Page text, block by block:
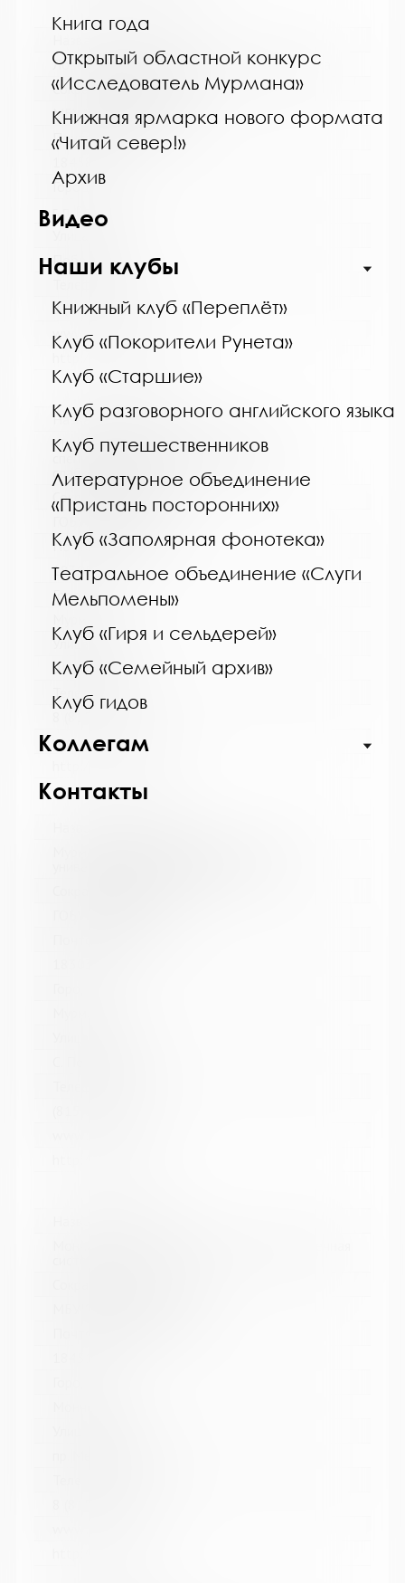
Книга года
Открытый областной конкурс
«Исследователь Мурмана»
Книжная ярмарка нового формата
«Читай север!»
Архив
Видео
Наши клубы
Книжный клуб «Переплёт»
Клуб «Покорители Рунета»
Клуб «Старшие»
Клуб разговорного английского языка
Клуб путешественников
Литературное объединение
«Пристань посторонних»
Клуб «Заполярная фонотека»
Театральное объединение «Слуги
Мельпомены»
Клуб «Гиря и сельдерей»
Клуб «Семейный архив»
Клуб гидов
Коллегам
Контакты
Ловозерская межпоселенческая библиотека
Сокращенное название:
МБУ "Ловозерская МБ"
Почтовый индекс:
Город:
г. п. Ревда
Победы, 25
8 (81538) 4-35-92
www:
http://revdabiblios.ru/
Название библиотеки:
Мурманская горственная областная
специальная библиотека для слепых и
слабовидящих
Сокращенное название:
Почтовый индекс:
183052
Город:
Улица, дом:
Шевченко, 26
Телефон:
8 (8152) 53-83-46
www: